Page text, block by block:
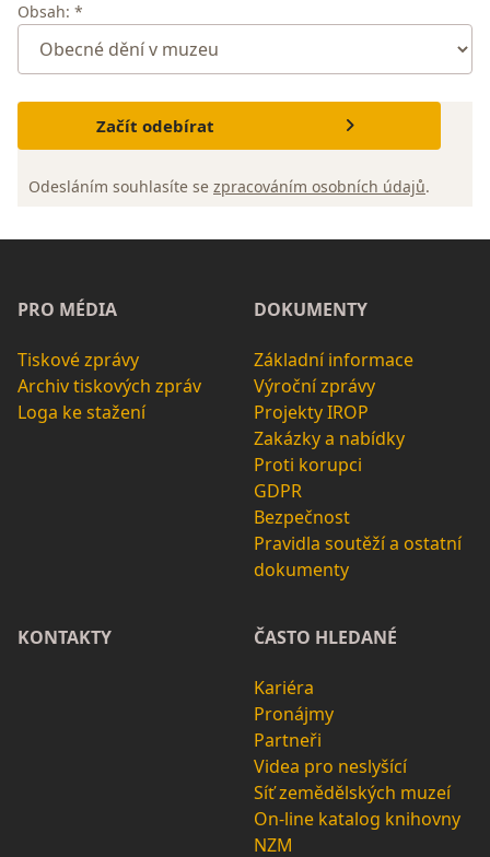
Obsah: *
Začít odebírat
Odesláním souhlasíte se zpracováním osobních údajů.
PRO MÉDIA
Tiskové zprávy
Archiv tiskových zpráv
Loga ke stažení
DOKUMENTY
Základní informace
Výroční zprávy
Projekty IROP
Zakázky a nabídky
Proti korupci
GDPR
Bezpečnost
Pravidla soutěží a ostatní
dokumenty
KONTAKTY ČASTO HLEDANÉ
Kariéra
Pronájmy
Partneři
Videa pro neslyšící
Síť zemědělských muzeí
On-line katalog knihovny
NZM